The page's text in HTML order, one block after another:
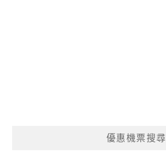
優惠機票搜尋